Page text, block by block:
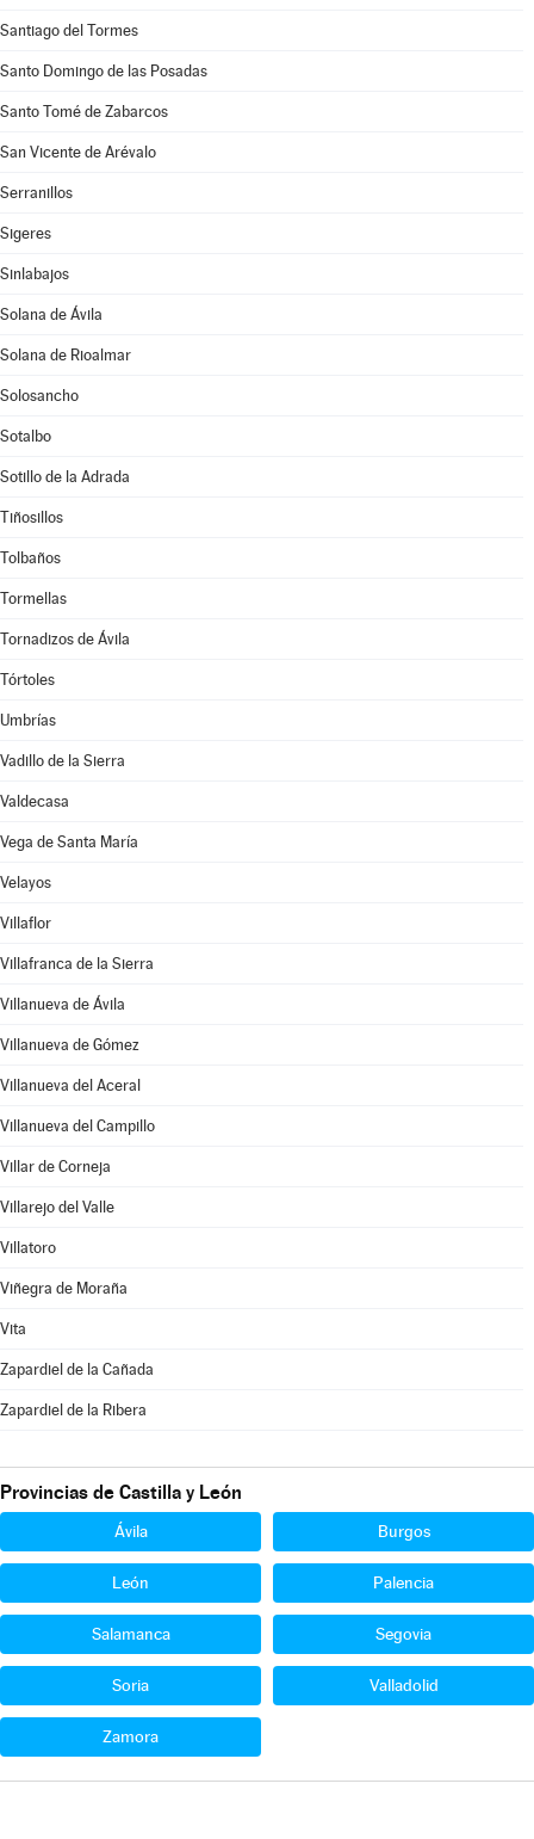
Santiago del Tormes
Santo Domingo de las Posadas
Santo Tomé de Zabarcos
San Vicente de Arévalo
Serranillos
Sigeres
Sinlabajos
Solana de Ávila
Solana de Rioalmar
Solosancho
Sotalbo
Sotillo de la Adrada
Tiñosillos
Tolbaños
Tormellas
Tornadizos de Ávila
Tórtoles
Umbrías
Vadillo de la Sierra
Valdecasa
Vega de Santa María
Velayos
Villaflor
Villafranca de la Sierra
Villanueva de Ávila
Villanueva de Gómez
Villanueva del Aceral
Villanueva del Campillo
Villar de Corneja
Villarejo del Valle
Villatoro
Viñegra de Moraña
Vita
Zapardiel de la Cañada
Zapardiel de la Ribera
Provincias de Castilla y León
Ávila Burgos
León Palencia
Salamanca Segovia
Soria Valladolid
Zamora